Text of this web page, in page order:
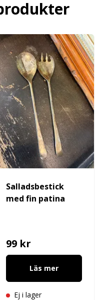
Salladsbestick
med fin patina
99 kr
Läs mer
Ej i lager